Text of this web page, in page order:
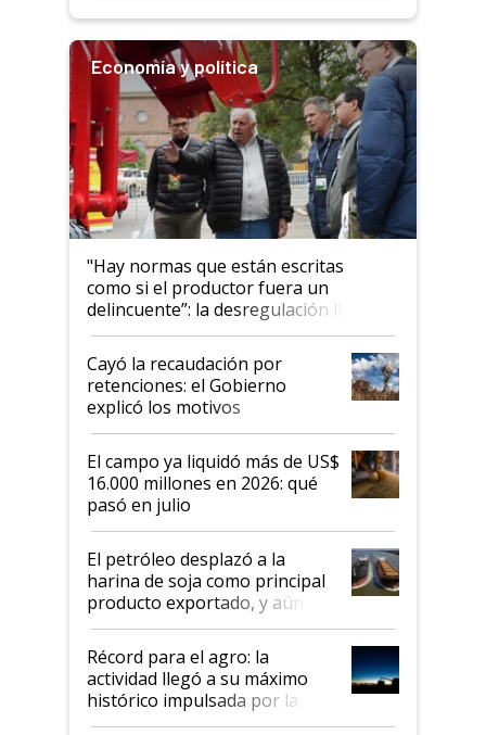
Economía y política
"Hay normas que están escritas
como si el productor fuera un
delincuente”: la desregulación llegó
al Congreso Aapresid y hasta se
habló del financiamiento al IPCVA
Cayó la recaudación por
retenciones: el Gobierno
explicó los motivos
El campo ya liquidó más de US$
16.000 millones en 2026: qué
pasó en julio
El petróleo desplazó a la
harina de soja como principal
producto exportado, y aún así
el agro aportó casi seis de cada
diez dólares y sostuvo el
liderazgo en un semestre
récord
Récord para el agro: la
actividad llegó a su máximo
histórico impulsada por la
cosecha y las exportaciones